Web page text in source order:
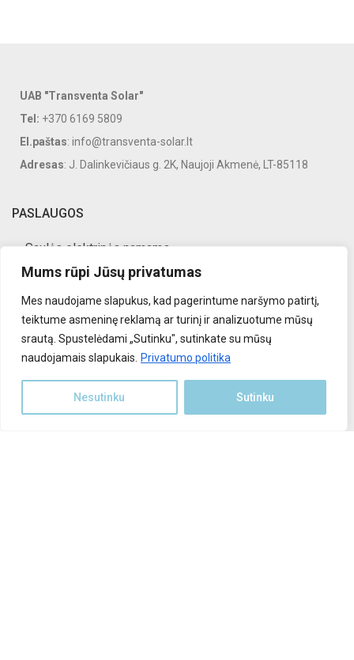
Mums rūpi Jūsų privatumas
Mes naudojame slapukus, kad pagerintume naršymo patirtį,
teiktume asmeninę reklamą ar turinį ir analizuotume mūsų
srautą. Spustelėdami „Sutinku", sutinkate su mūsų
naudojamais slapukais.
Privatumo politika
Nesutinku Sutinku
UAB "Transventa Solar"
Tel: +370 6169 5809
El.paštas: info@transventa-solar.lt
Adresas: J. Dalinkevičiaus g. 2K, Naujoji Akmenė, LT-85118
PASLAUGOS
Saulės elektrinės namams
Saulės elektrinės verslui
Saulės elektrinių priežiūra
Saulės elektrinės įranga
Parama saulės elektrinei
Stoginės automobiliams
Polių kalimas